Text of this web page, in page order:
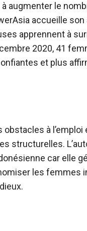
augmenter le
accueille son
apprennent à
2020, 41
et plus
à l’emploi
structurelles.
car elle
les femmes